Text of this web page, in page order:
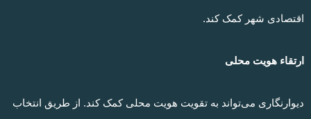
اقتصادی شهر کمک کند.
ارتقاء هویت محلی
دیوارنگاری می‌تواند به تقویت هویت محلی کمک کند. از طریق انتخاب